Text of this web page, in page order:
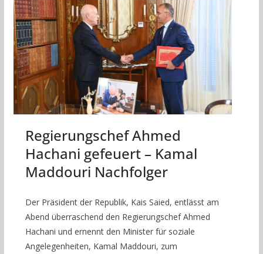
Regierungschef Ahmed
Hachani gefeuert – Kamal
Maddouri Nachfolger
Der Präsident der Republik, Kais Saied, entlässt am
Abend überraschend den Regierungschef Ahmed
Hachani und ernennt den Minister für soziale
Angelegenheiten, Kamal Maddouri, zum